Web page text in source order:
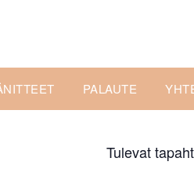
PALAUTE
Tulevat